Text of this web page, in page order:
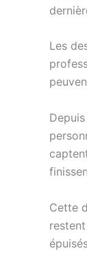
Les
Cette